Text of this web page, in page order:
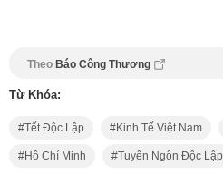
Theo Báo Công Thương
Từ Khóa:
Tết Độc Lập Kinh Tế Việt Nam
Hồ Chí Minh Tuyên Ngôn Độc Lập